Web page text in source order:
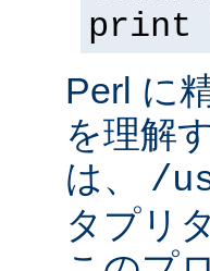
print
Perl に
を理解
は、 /
タプリ